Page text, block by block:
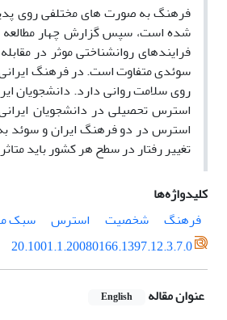
فرهنگ به صورت های مختلفی روی
شده است، سپس گزارش چهار
فرایندهای روانشناختی موثر در
سوئدی متفاوت است. در فرهنگ
روی سلامت روانی دارد. دانشجویان
استرس تحصیلی در دانشجویان
استرس در دو فرهنگ ایران و سوئد
تغییر رفتار در سطح هر کشور باید
کلیدواژه‌ها
فرهنگ
شخصیت استرس سبک
20.1001.1.20080166.1397.12.3.7.0
عنوان مقاله English